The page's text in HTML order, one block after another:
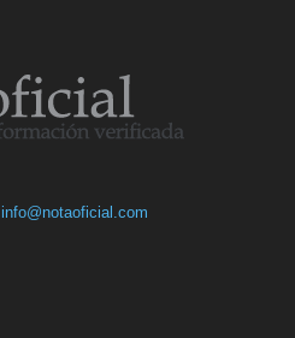
info@notaoficial.com